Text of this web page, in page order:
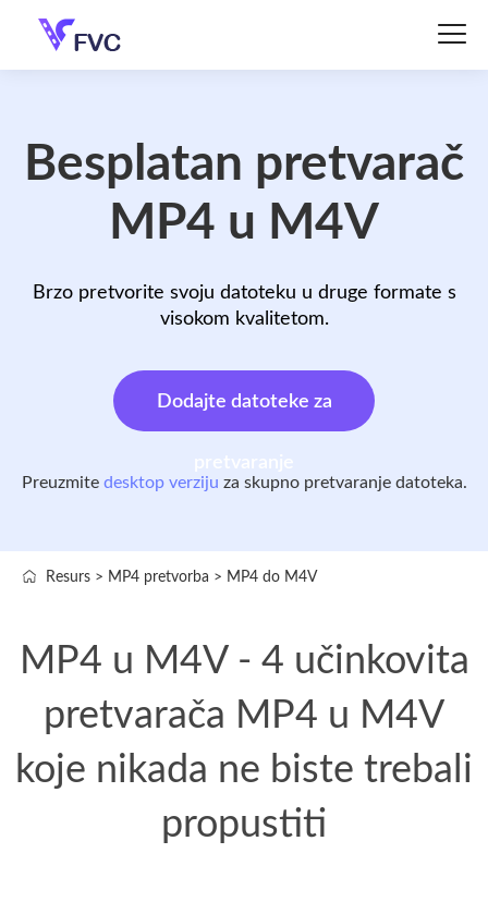
Besplatan pretvarač
MP4 u M4V
Brzo pretvorite svoju datoteku u druge formate s
visokom kvalitetom.
Dodajte datoteke za
pretvaranje
Preuzmite desktop verziju za skupno pretvaranje datoteka.
Resurs > MP4 pretvorba > MP4 do M4V
MP4 u M4V - 4 učinkovita
pretvarača MP4 u M4V
koje nikada ne biste trebali
propustiti